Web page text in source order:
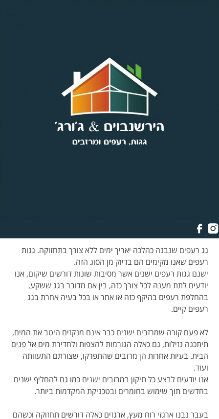
הרשנבוים & ג'ורג' - גגות
רעפים, מרזבים וארגזי רוח
באזור השרון והמרכז
כגדול.
גג רעפים שנבנה כהלכה יאריך ימים ללא צורך בתחזוקה. גגות
רעפים שאנו מקימים הם בדיוק מן הסוג הזה.
ישנם גגות רעפים ישנים אשר מסיבות שונות דורשים שיקום, אנו
יודעים לתת מענה לכל צורך כזה, בין אם מדובר בגג ששקע,
בהחלפת רעפים בהיקף כזה או אחר או בכל בעיה אחרת בגג
רעפים קיים.
לא פעם קורה שמרזבים ישנים כבר אינם מנקזים היטב את המים,
תיתכנה נזילות, גם כאלה הגורמות להצפות ולחדירת מים אל פנים
הבית. בעיות אחרות הן מרזבים שהתפרקו, שצורתם התעוותה
ועוד.
אנו יודעים לבצע כל תיקון במרזבים ישנים כמו גם להחליף ישנים
בחדשים תוך שימוש בחומרים ובטכניקת המקדמות ביותר.
בעבר נבנו ארגזי רוח מעץ, ארגזים כאלה דורשים תחזוקה וכשהם